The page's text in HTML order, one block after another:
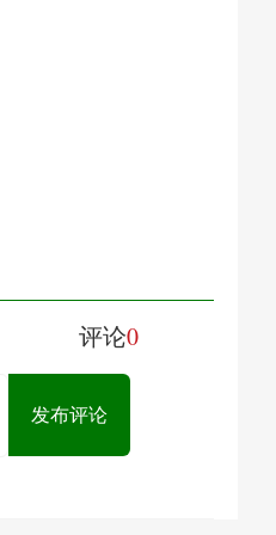
评论0
发布评论